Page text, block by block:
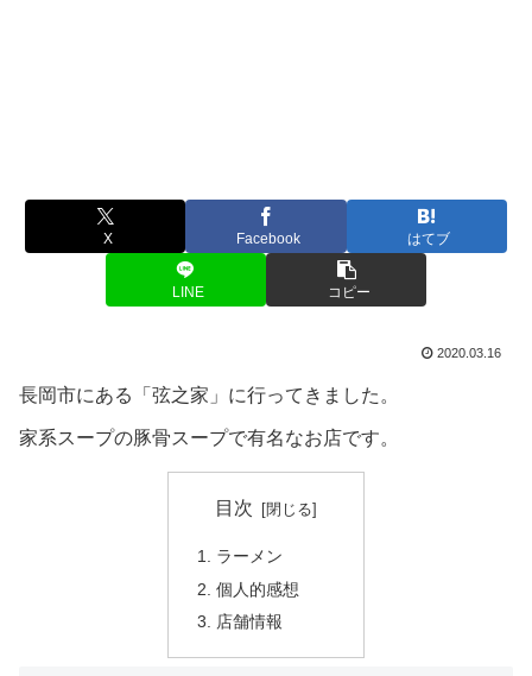
X Facebook はてブ
LINE コピー
2020.03.16
長岡市にある「弦之家」に行ってきました。
家系スープの豚骨スープで有名なお店です。
目次
ラーメン
個人的感想
店舗情報